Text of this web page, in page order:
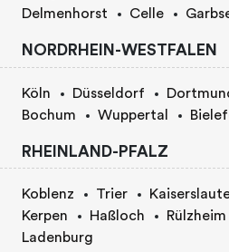
Delmenhorst
Celle
NORDRHEIN-WESTFALEN
Köln Düsseldorf
Bochum
Wuppertal
RHEINLAND-PFALZ
Koblenz Trier
Kerpen
Haßloch Rülzheim
Ladenburg